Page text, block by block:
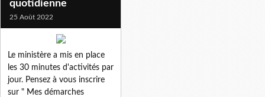
quotidienne
25 Août 2022
Le ministère a mis en place
les 30 minutes d'activités par
jour. Pensez à vous inscrire
sur " Mes démarches